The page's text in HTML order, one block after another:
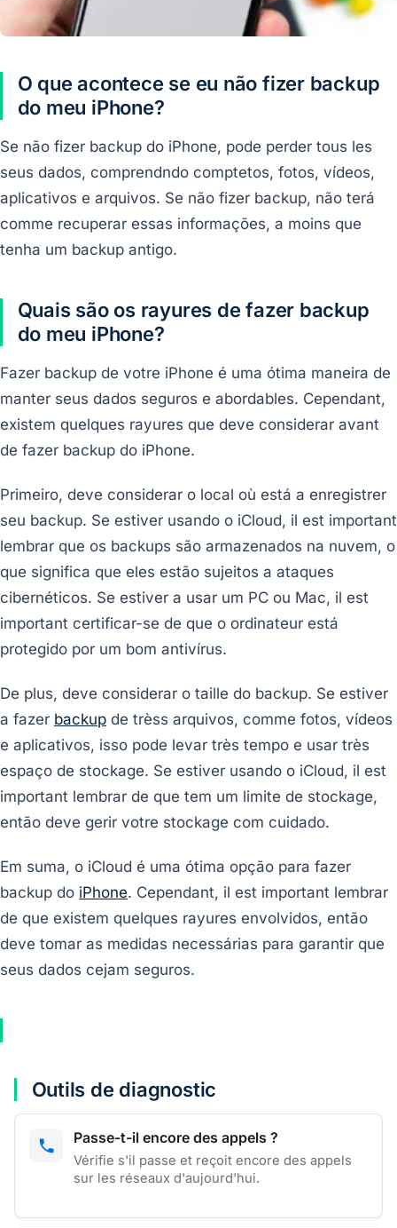
O que acontece se eu não fizer backup
do meu iPhone?
Se não fizer backup do iPhone, pode perder tous les
seus dados, comprendndo comptetos, fotos, vídeos,
aplicativos e arquivos. Se não fizer backup, não terá
comme recuperar essas informações, a moins que
tenha um backup antigo.
Quais são os rayures de fazer backup
do meu iPhone?
Fazer backup de votre iPhone é uma ótima maneira de
manter seus dados seguros e abordables. Cependant,
existem quelques rayures que deve considerar avant
de fazer backup do iPhone.
Primeiro, deve considerar o local où está a enregistrer
seu backup. Se estiver usando o iCloud, il est important
lembrar que os backups são armazenados na nuvem, o
que significa que eles estão sujeitos a ataques
cibernéticos. Se estiver a usar um PC ou Mac, il est
important certificar-se de que o ordinateur está
protegido por um bom antivírus.
De plus, deve considerar o taille do backup. Se estiver
a fazer backup de trèss arquivos, comme fotos, vídeos
e aplicativos, isso pode levar très tempo e usar très
espaço de stockage. Se estiver usando o iCloud, il est
important lembrar de que tem um limite de stockage,
então deve gerir votre stockage com cuidado.
Em suma, o iCloud é uma ótima opção para fazer
backup do iPhone. Cependant, il est important lembrar
de que existem quelques rayures envolvidos, então
deve tomar as medidas necessárias para garantir que
seus dados cejam seguros.
Outils de diagnostic
Passe-t-il encore des appels ?
Vérifie s'il passe et reçoit encore des appels
sur les réseaux d'aujourd'hui.